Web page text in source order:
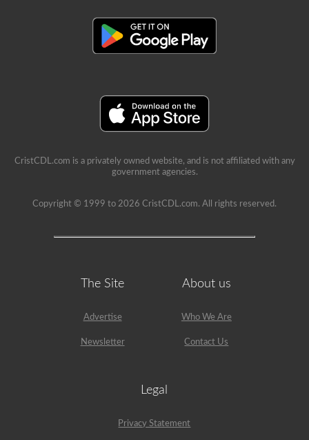
CristCDL.com is a privately owned website, and is not affiliated with any
government agencies.
Copyright © 1999 to 2026 CristCDL.com. All rights reserved.
The Site
Advertise
Newsletter
About us
Who We Are
Contact Us
Legal
Privacy Statement